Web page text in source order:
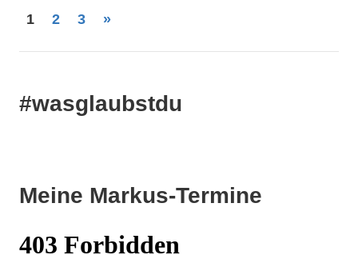
Seitennummerierung
der
1 2 3
Nächste
»
#wasglaubstdu
Meine Markus-Termine